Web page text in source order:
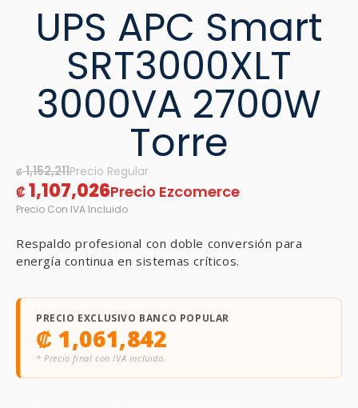
UPS APC Smart
SRT3000XLT
3000VA 2700W
Torre
₡1,152,211
₡ 1,107,026
Respaldo profesional con doble conversión para
energía continua en sistemas críticos.
PRECIO EXCLUSIVO BANCO POPULAR
₡ 1,061,842
* Precio final con IVA incluido.